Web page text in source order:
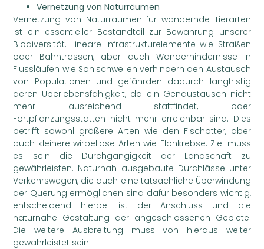
Vernetzung von Naturräumen
Vernetzung von Naturräumen für wandernde Tierarten
ist ein essentieller Bestandteil zur Bewahrung unserer
Biodiversität. Lineare Infrastrukturelemente wie Straßen
oder Bahntrassen, aber auch Wanderhindernisse in
Flussläufen wie Sohlschwellen verhindern den Austausch
von Populationen und gefährden dadurch langfristig
deren Überlebensfähigkeit, da ein Genaustausch nicht
mehr ausreichend stattfindet, oder
Fortpflanzungsstätten nicht mehr erreichbar sind. Dies
betrifft sowohl größere Arten wie den Fischotter, aber
auch kleinere wirbellose Arten wie Flohkrebse. Ziel muss
es sein die Durchgängigkeit der Landschaft zu
gewährleisten. Naturnah ausgebaute Durchlässe unter
Verkehrswegen, die auch eine tatsächliche Überwindung
der Querung ermöglichen sind dafür besonders wichtig,
entscheidend hierbei ist der Anschluss und die
naturnahe Gestaltung der angeschlossenen Gebiete.
Die weitere Ausbreitung muss von hieraus weiter
gewährleistet sein.